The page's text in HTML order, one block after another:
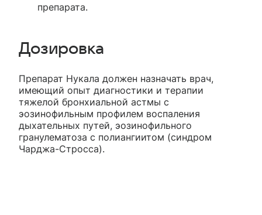
препарата.
Дозировка
Препарат Нукала должен назначать врач,
имеющий опыт диагностики и терапии
тяжелой бронхиальной астмы с
эозинофильным профилем воспаления
дыхательных путей, эозинофильного
гранулематоза с полиангиитом (синдром
Чарджа-Стросса).